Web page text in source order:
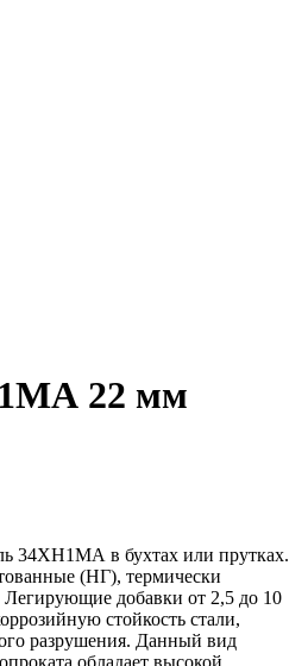
22 мм
34ХН1МА в бухтах или прутках.
(НГ), термически
добавки от 2,5 до 10
стойкость стали,
разрушения. Данный вид
обладает высокой